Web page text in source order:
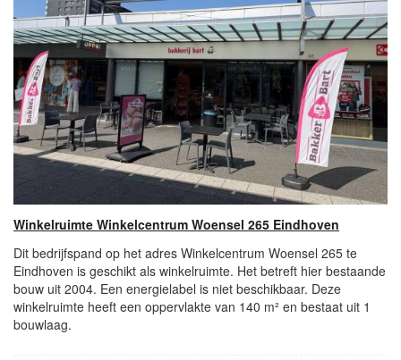
Winkelruimte Winkelcentrum Woensel 265 Eindhoven
Dit bedrijfspand op het adres Winkelcentrum Woensel 265 te
Eindhoven is geschikt als winkelruimte. Het betreft hier bestaande
bouw uit 2004. Een energielabel is niet beschikbaar. Deze
winkelruimte heeft een oppervlakte van 140 m² en bestaat uit 1
bouwlaag.